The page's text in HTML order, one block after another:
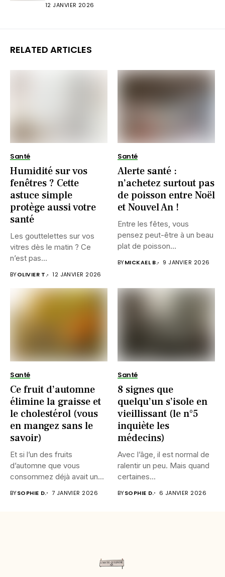
12 JANVIER 2026
RELATED ARTICLES
Santé
Humidité sur vos
fenêtres ? Cette
astuce simple
protège aussi votre
santé
Les gouttelettes sur vos
vitres dès le matin ? Ce
n’est pas...
BYOLIVIER T. 12 JANVIER 2026
Santé
Alerte santé :
n’achetez surtout pas
de poisson entre Noël
et Nouvel An !
Entre les fêtes, vous
pensez peut-être à un beau
plat de poisson...
BYMICKAEL B. 9 JANVIER 2026
Santé
Ce fruit d’automne
élimine la graisse et
le cholestérol (vous
en mangez sans le
savoir)
Et si l’un des fruits
d’automne que vous
consommez déjà avait un...
BYSOPHIE D. 7 JANVIER 2026
Santé
8 signes que
quelqu’un s’isole en
vieillissant (le n°5
inquiète les
médecins)
Avec l’âge, il est normal de
ralentir un peu. Mais quand
certaines...
BYSOPHIE D. 6 JANVIER 2026